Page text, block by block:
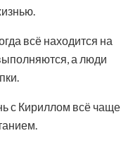
всё находится на
а люди
с Кириллом всё чаще